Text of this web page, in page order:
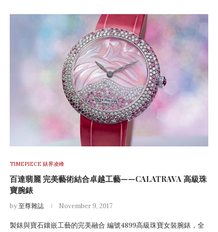
TIMEPIECE 錶界凌峰
百達翡麗 完美藝術結合卓越工藝——CALATRAVA 高級珠
寶腕錶
by至尊雜誌 November 9, 2017
製錶與寶石鑲嵌工藝的完美融合 編號4899高級珠寶女裝腕錶，全